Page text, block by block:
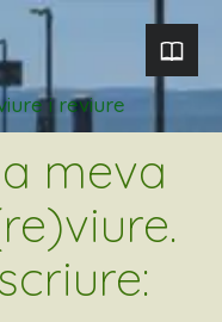
i reviure
meva